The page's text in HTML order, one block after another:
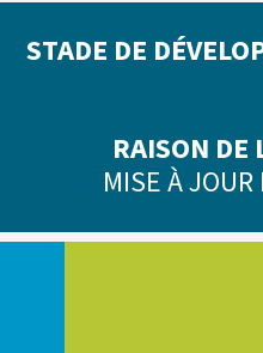
STADE DE
RAISON DE
MISE À JOUR